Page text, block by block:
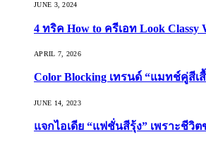
JUNE 3, 2024
4 ทริค How to ครีเอท Look Classy
APRIL 7, 2026
Color Blocking เทรนด์ “แมทช์คู่สีเ
JUNE 14, 2023
แจกไอเดีย “แฟชั่นสีรุ้ง” เพราะชีวิ